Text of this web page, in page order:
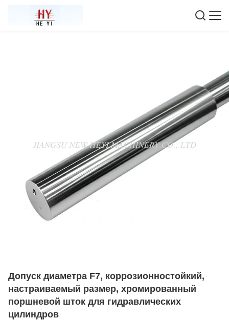
Допуск диаметра F7, коррозионностойкий,
настраиваемый размер, хромированный
поршневой шток для гидравлических
цилиндров